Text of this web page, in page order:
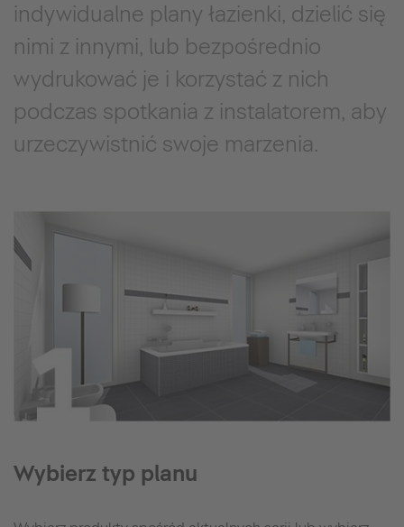
indywidualne plany łazienki, dzielić się
nimi z innymi, lub bezpośrednio
wydrukować je i korzystać z nich
podczas spotkania z instalatorem, aby
urzeczywistnić swoje marzenia.
Wybierz typ planu